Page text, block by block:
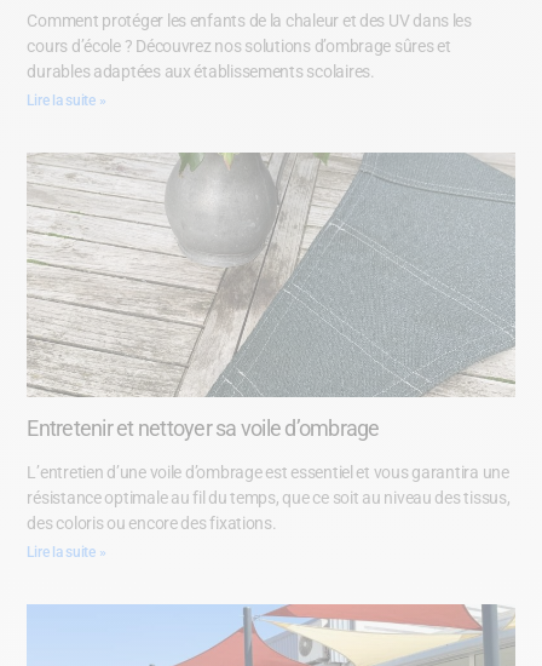
Comment protéger les enfants de la chaleur et des UV dans les
cours d’école ? Découvrez nos solutions d’ombrage sûres et
durables adaptées aux établissements scolaires.
Lire la suite »
Entretenir et nettoyer sa voile d’ombrage
L’entretien d’une voile d’ombrage est essentiel et vous garantira une
résistance optimale au fil du temps, que ce soit au niveau des tissus,
des coloris ou encore des fixations.
Lire la suite »